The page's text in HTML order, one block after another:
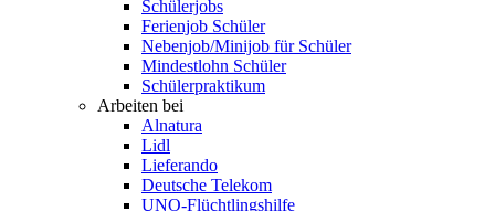
Schülerjobs
Ferienjob Schüler
Nebenjob/Minijob für Schüler
Mindestlohn Schüler
Schülerpraktikum
Arbeiten bei
Alnatura
Lidl
Lieferando
Deutsche Telekom
UNO-Flüchtlingshilfe